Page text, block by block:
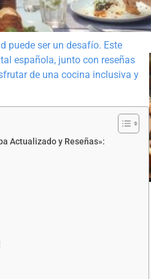
puede ser un desafío. Este
española, junto con reseñas
de una cocina inclusiva y
Actualizado y Reseñas»: